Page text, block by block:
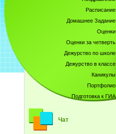
Расписание
Домашнее Задание
Оценки
Оценки за четверть
Дежурство по школе
Дежурство в классе
Каникулы
Портфолио
Подготовка к ГИА
Чат